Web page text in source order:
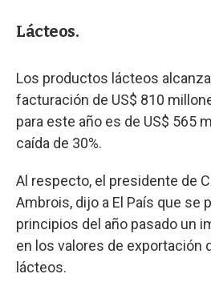
Lácteos.
Los productos lácteos
facturación de US$ 810
para este año es de US$ 565
caída de 30%.
Al respecto, el presidente de
Ambrois, dijo a El País que se
principios del año pasado un
en los valores de exportación
lácteos.